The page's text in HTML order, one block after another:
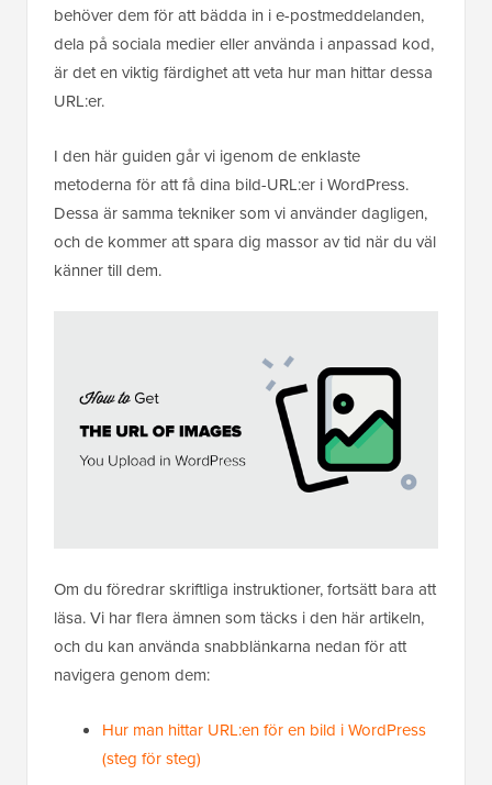
behöver dem för att bädda in i e-postmeddelanden,
dela på sociala medier eller använda i anpassad kod,
är det en viktig färdighet att veta hur man hittar dessa
URL:er.
I den här guiden går vi igenom de enklaste
metoderna för att få dina bild-URL:er i WordPress.
Dessa är samma tekniker som vi använder dagligen,
och de kommer att spara dig massor av tid när du väl
känner till dem.
Om du föredrar skriftliga instruktioner, fortsätt bara att
läsa. Vi har flera ämnen som täcks i den här artikeln,
och du kan använda snabblänkarna nedan för att
navigera genom dem:
Hur man hittar URL:en för en bild i WordPress
(steg för steg)